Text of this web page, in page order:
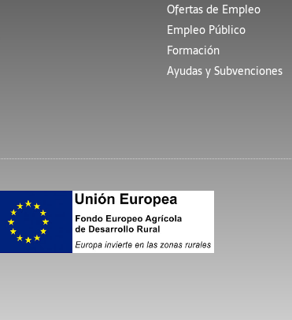
Ofertas de Empleo
Empleo Público
Formación
Ayudas y Subvenciones